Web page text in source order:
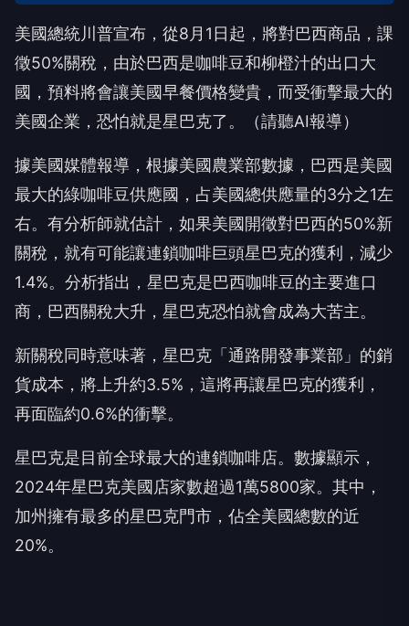
美國總統川普宣布，從8月1日起，將對巴西商品，課
徵50%關稅，由於巴西是咖啡豆和柳橙汁的出口大
國，預料將會讓美國早餐價格變貴，而受衝擊最大的
美國企業，恐怕就是星巴克了。（請聽AI報導）
據美國媒體報導，根據美國農業部數據，巴西是美國
最大的綠咖啡豆供應國，占美國總供應量的3分之1左
右。有分析師就估計，如果美國開徵對巴西的50%新
關稅，就有可能讓連鎖咖啡巨頭星巴克的獲利，減少
1.4%。分析指出，星巴克是巴西咖啡豆的主要進口
商，巴西關稅大升，星巴克恐怕就會成為大苦主。
新關稅同時意味著，星巴克「通路開發事業部」的銷
貨成本，將上升約3.5%，這將再讓星巴克的獲利，
再面臨約0.6%的衝擊。
星巴克是目前全球最大的連鎖咖啡店。數據顯示，
2024年星巴克美國店家數超過1萬5800家。其中，
加州擁有最多的星巴克門市，佔全美國總數的近
20%。